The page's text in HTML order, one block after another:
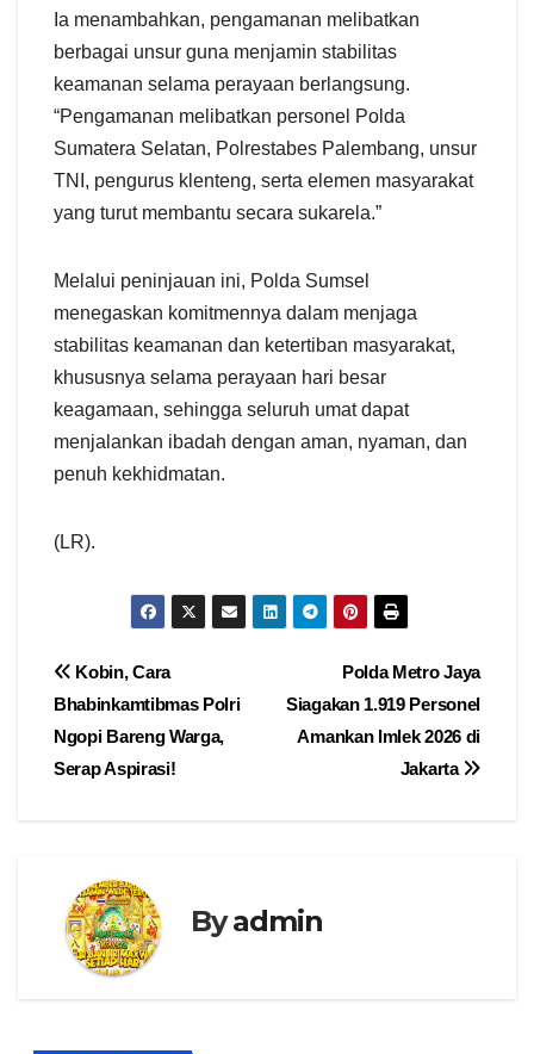
Ia menambahkan, pengamanan melibatkan
berbagai unsur guna menjamin stabilitas
keamanan selama perayaan berlangsung.
“Pengamanan melibatkan personel Polda
Sumatera Selatan, Polrestabes Palembang, unsur
TNI, pengurus klenteng, serta elemen masyarakat
yang turut membantu secara sukarela.”
Melalui peninjauan ini, Polda Sumsel
menegaskan komitmennya dalam menjaga
stabilitas keamanan dan ketertiban masyarakat,
khususnya selama perayaan hari besar
keagamaan, sehingga seluruh umat dapat
menjalankan ibadah dengan aman, nyaman, dan
penuh kekhidmatan.
(LR).
Navigasi
pos
Polda Metro Jaya
Siagakan 1.919 Personel
Amankan Imlek 2026 di
Jakarta
Kobin, Cara
Bhabinkamtibmas Polri
Ngopi Bareng Warga,
Serap Aspirasi!
Byadmin